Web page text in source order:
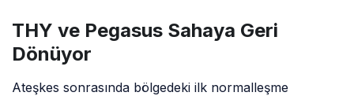
THY ve Pegasus Sahaya Geri
Dönüyor
Ateşkes sonrasında bölgedeki ilk normalleşme